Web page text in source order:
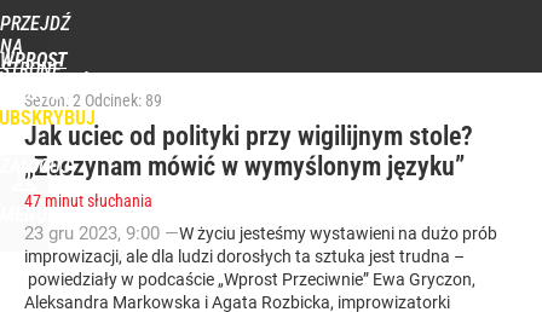
PRZEJDŹ
NA
STRONĘ
GŁÓWNĄ
WPROST
ZALOGUJ
MENU
POPULARNE
Sezon: 2 Odcinek: 89
Jak uciec od polityki przy wigilijnym stole?
„Zaczynam mówić w wymyślonym języku”
47 minut słuchania
23 gru 2023, 9:00 —W życiu jesteśmy wystawieni na dużo prób
improwizacji, ale dla ludzi dorosłych ta sztuka jest trudna –
powiedziały w podcaście „Wprost Przeciwnie” Ewa Gryczon,
Aleksandra Markowska i Agata Rozbicka, improwizatorki